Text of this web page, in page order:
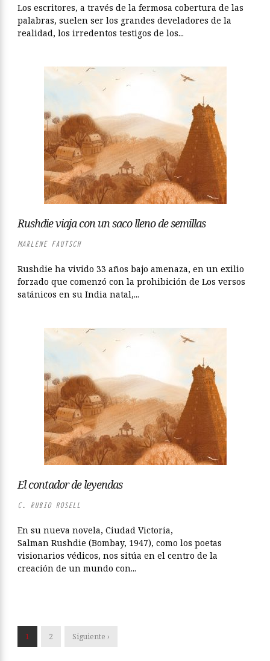
Los escritores, a través de la fermosa cobertura de las
palabras, suelen ser los grandes develadores de la
realidad, los irredentos testigos de los...
Rushdie viaja con un saco lleno de semillas
MARLENE FAUTSCH
Rushdie ha vivido 33 años bajo amenaza, en un exilio
forzado que comenzó con la prohibición de Los versos
satánicos en su India natal,...
El contador de leyendas
C. RUBIO ROSELL
En su nueva novela, Ciudad Victoria,
Salman Rushdie (Bombay, 1947), como los poetas
visionarios védicos, nos sitúa en el centro de la
creación de un mundo con...
1 2 Siguiente ›